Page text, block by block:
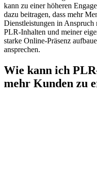
kann zu einer höheren
dazu beitragen, dass mehr
Dienstleistungen in
PLR-Inhalten und meiner
starke Online-Präsenz
ansprechen.
Wie kann ich
mehr Kunden zu